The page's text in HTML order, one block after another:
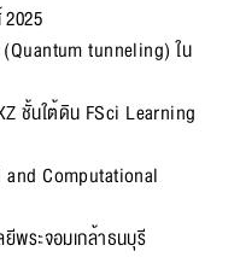
tunneling) ใน
ชั้นใต้ดิน FSci Learning
Computational
พระจอมเกล้าธนบุรี